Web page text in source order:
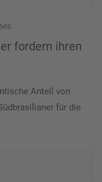
fordern ihren
Anteil von
für die